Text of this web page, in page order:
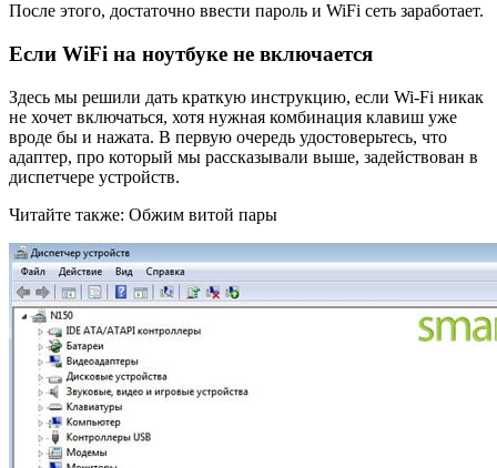
После этого, достаточно ввести пароль и WiFi сеть заработает.
Если WiFi на ноутбуке не включается
Здесь мы решили дать краткую инструкцию, если Wi-Fi никак
не хочет включаться, хотя нужная комбинация клавиш уже
вроде бы и нажата. В первую очередь удостоверьтесь, что
адаптер, про который мы рассказывали выше, задействован в
диспетчере устройств.
Читайте также: Обжим витой пары